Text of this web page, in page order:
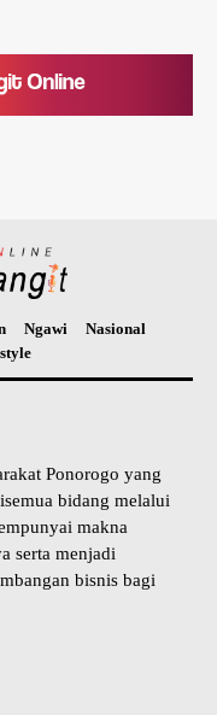
Ngawi
Nasional
Ponorogo yang
bidang melalui
makna
serta menjadi
bisnis bagi